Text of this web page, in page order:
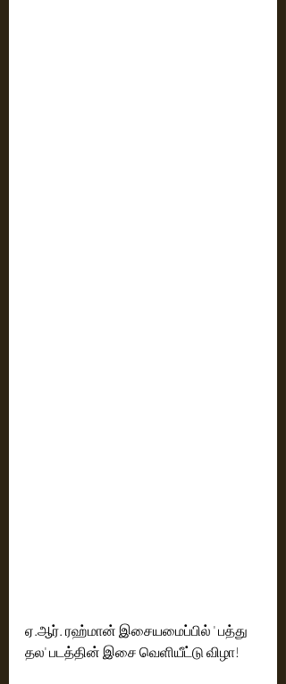
ஏ.ஆர். ரஹ்மான் இசையமைப்பில் ' பத்து
தல' படத்தின் இசை வெளியீட்டு விழா!